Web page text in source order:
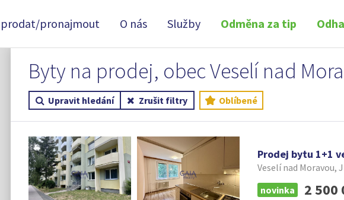
prodat/pronajmout O nás Služby Odměna za tip
Byty na prodej, obec Veselí nad
Upravit hledání Zrušit filtry Oblíbené
Prodej bytu 1+1
Veselí nad Moravou,
novinka
2 500